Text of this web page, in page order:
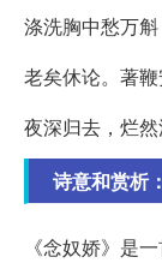
涤洗胸中愁万斛
老矣休论。著鞭
夜深归去，烂然
诗意和赏析：
《念奴娇》是